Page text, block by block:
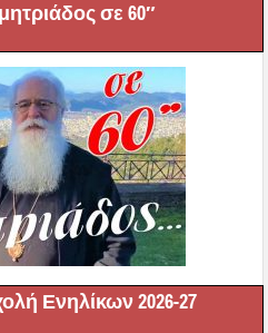
σε 60″
Ενηλίκων 2026-27